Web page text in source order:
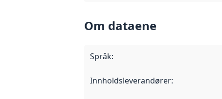
Om dataene
Språk:
Innholdsleverandører: